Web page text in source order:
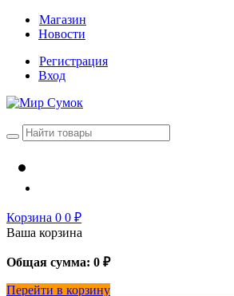
Магазин
Новости
Регистрация
Вход
Корзина 0 0 ₽
Ваша корзина
Общая сумма: 0 ₽
Перейти в корзину